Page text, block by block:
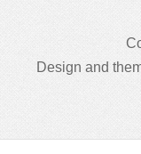
Design and